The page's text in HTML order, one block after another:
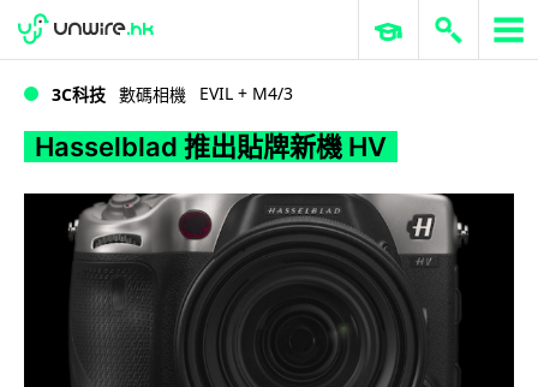
Hasselblad 推出貼牌新機 HV
WWDC 2026 ERP 與商業 AI
3C科技 數碼相機 EVIL + M4/3
Hasselblad 推出貼牌新機 HV